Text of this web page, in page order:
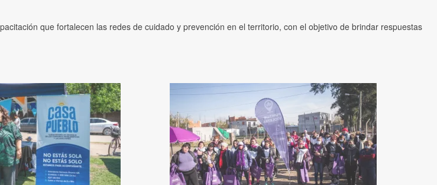
que fortalecen las redes de cuidado y prevención en el territorio, con el objetivo de brindar respuestas